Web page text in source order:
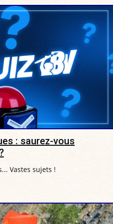
: saurez-vous
Vastes sujets !